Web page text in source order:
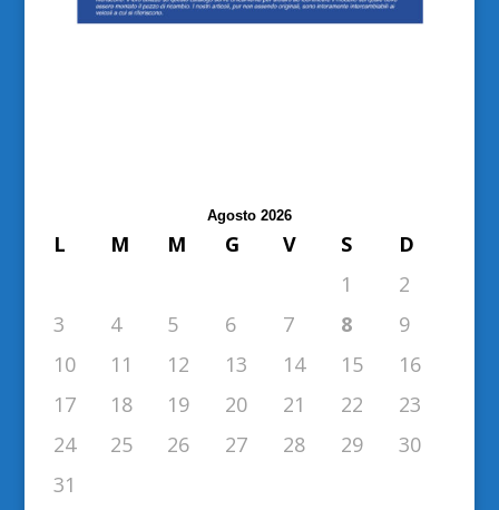
Agosto 2026
L M M G V S
D
1
2
3
4 5 6 7 8
9
10
11 12 13 14 15
16
17
18 19 20 21 22
23
24
25 26 27 28 29
30
31